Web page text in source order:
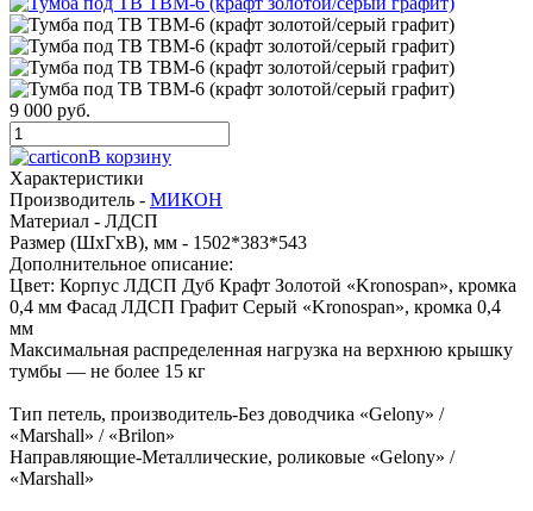
9 000 руб.
В корзину
Характеристики
Производитель - МИКОН
Материал - ЛДСП
Размер (ШхГхВ), мм - 1502*383*543
Дополнительное описание:
Цвет: Корпус ЛДСП Дуб Крафт Золотой «Kronospan», кромка
0,4 мм Фасад ЛДСП Графит Серый «Kronospan», кромка 0,4
мм
Максимальная распределенная нагрузка на верхнюю крышку
тумбы — не более 15 кг
Тип петель, производитель-Без доводчика «Gelony» /
«Marshall» / «Brilon»
Направляющие-Металлические, роликовые «Gelony» /
«Marshall»